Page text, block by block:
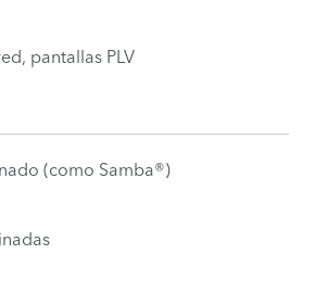
pantallas PLV
(como Samba®)